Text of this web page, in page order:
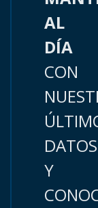
AL
DÍA
CON
DATOS
Y